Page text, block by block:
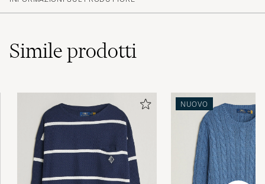
(4)
Som forventet - fin farge og fasong
SEBASTIAN A
ACQUISTATO IL SU CAREOFCARL.NO
Nice fabric and light. Great to wear.
Simileprodotti
NUOVO